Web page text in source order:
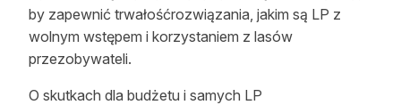
by zapewnić trwałośćrozwiązania, jakim są LP z
wolnym wstępem i korzystaniem z lasów
przezobywateli.
O skutkach dla budżetu i samych LP